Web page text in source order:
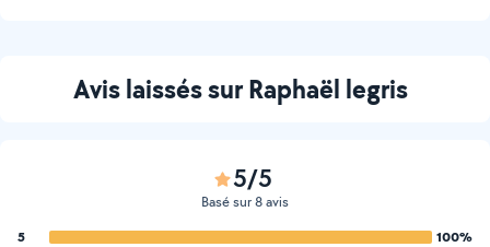
Avis laissés sur Raphaël legris
5/5
Basé sur 8 avis
5
100%